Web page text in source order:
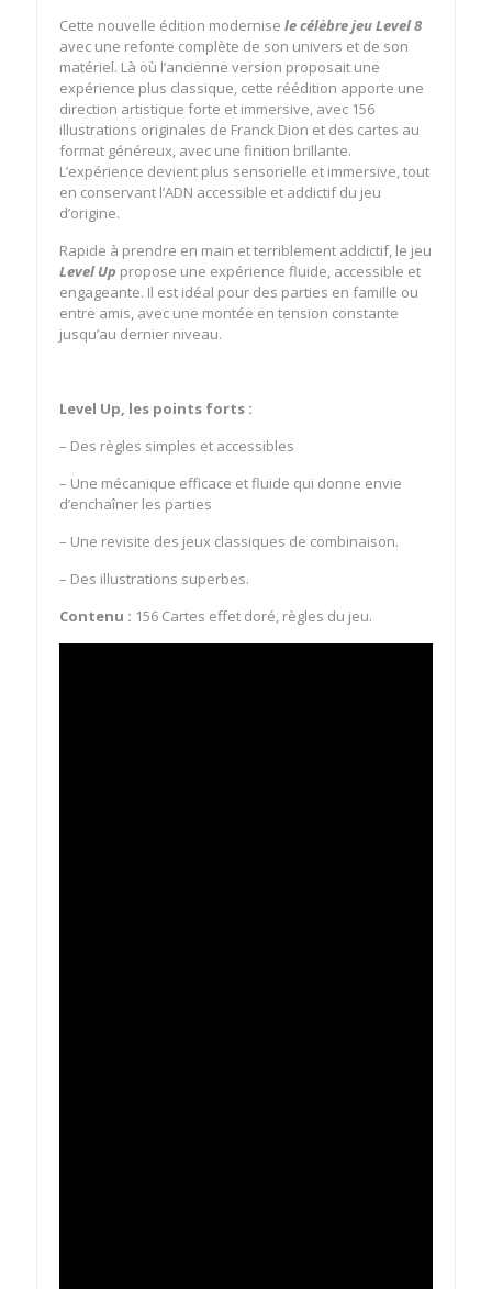
Cette nouvelle édition modernise le célèbre jeu Level 8
avec une refonte complète de son univers et de son
matériel. Là où l’ancienne version proposait une
expérience plus classique, cette réédition apporte une
direction artistique forte et immersive, avec 156
illustrations originales de Franck Dion et des cartes au
format généreux, avec une finition brillante.
L’expérience devient plus sensorielle et immersive, tout
en conservant l’ADN accessible et addictif du jeu
d’origine.
Rapide à prendre en main et terriblement addictif, le jeu
Level Up propose une expérience fluide, accessible et
engageante. Il est idéal pour des parties en famille ou
entre amis, avec une montée en tension constante
jusqu’au dernier niveau.
Level Up, les points forts :
– Des règles simples et accessibles
– Une mécanique efficace et fluide qui donne envie
d’enchaîner les parties
– Une revisite des jeux classiques de combinaison.
– Des illustrations superbes.
Contenu : 156 Cartes effet doré, règles du jeu.